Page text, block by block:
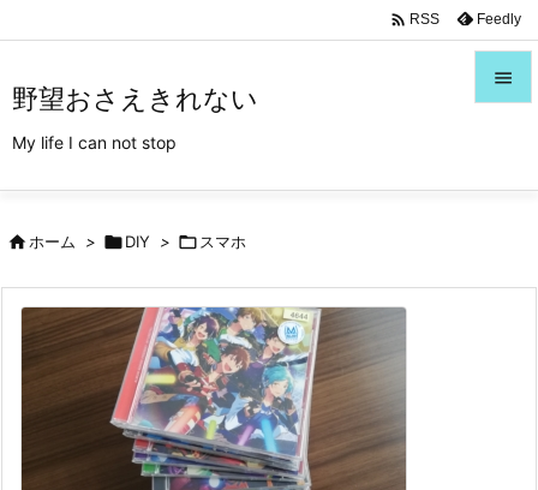
野望おさえきれない
My life I can not stop


 RSS Feedly
ホーム > DIY >  スマホ